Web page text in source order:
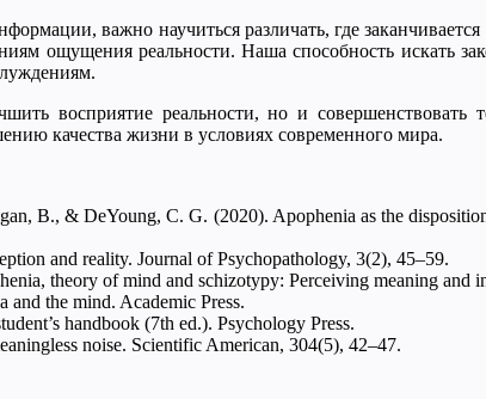
важно научиться различать, где
ощущения реальности. Наша способность искать
восприятие реальности, но и совершенствовать
качества жизни в условиях современного мира.
B., & DeYoung, C. G. (2020). Apophenia as the
and reality. Journal of Psychopathology, 3(2), 45–59.
theory of mind and schizotypy: Perceiving meaning and
the mind. Academic Press.
handbook (7th ed.). Psychology Press.
noise. Scientific American, 304(5), 42–47.